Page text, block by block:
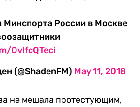
Минспорта России в Москве
OvlfcQTeci
(@ShadenFM) May 11, 2018
не мешала протестующим,